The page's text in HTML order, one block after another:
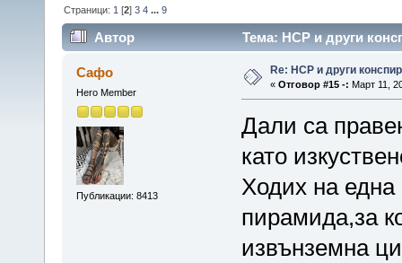
Страници: 1 [2]3 4 ...9
Автор Тема: НСР и други
Сафо
Hero Member
Публикации: 8413
Re: НСР и други
« Отговор #15 -: Март 11,
Дали са
като
Ходих на една
пирамида,за
извънземна